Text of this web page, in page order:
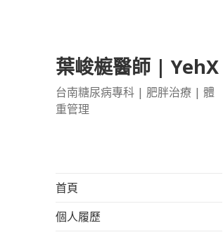
葉峻榳醫師 | YehX
台南糖尿病專科 | 肥胖治療 | 體
重管理
首頁
個人履歷